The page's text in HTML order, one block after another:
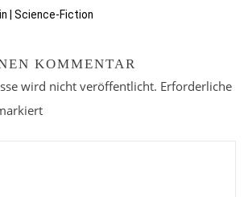
|Science-Fiction
KOMMENTAR
wird nicht veröffentlicht. Erforderliche